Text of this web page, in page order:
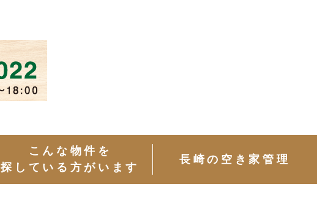
こんな物件を
探している方がいます
長崎の空き家管理